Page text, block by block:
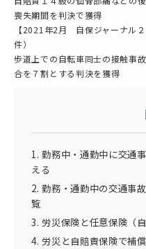
喪失期間を判決で獲得
【2021年2月 自保ジャーナル
件）
歩道上での自転車同士の接触事
合を７割とする判決を獲得
1. 勤務中・通勤中に交通
える
2. 勤務・通勤中の交通事
覧
3. 労災保険と任意保険（
4. 労災と自賠責保険で補